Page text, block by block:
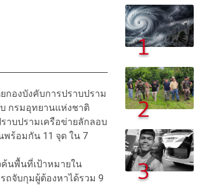
กองบังคับการปราบปราม
กรมอุทยานแห่งชาติ
าบปรามเครือข่ายลักลอบ
พร้อมกัน 11 จุด ใน 7
ค้นพื้นที่เป้าหมายใน
ถจับกุมผู้ต้องหาได้รวม 9
1
2
3